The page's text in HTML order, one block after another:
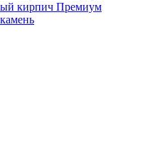
кирпич Премиум